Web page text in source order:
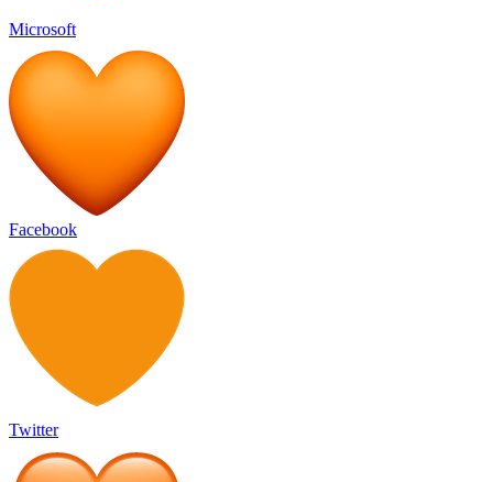
Microsoft
Facebook
Twitter